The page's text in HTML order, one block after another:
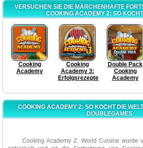
VERSUCHEN SIE DIE MÄRCHENHAFTE
COOKING ACADEMY 2: SO
Cooking
Academy
Cooking
Academy 3:
Erfolgsrezepte
Double Pack
Cooking
Academy
COOKING ACADEMY 2: SO KOCHT DIE
DOUBLEGAMES
Cooking Academy 2: World Cuisine wurde